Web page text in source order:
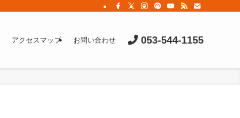
アクセスマップ お問い合わせ 053-544-1155